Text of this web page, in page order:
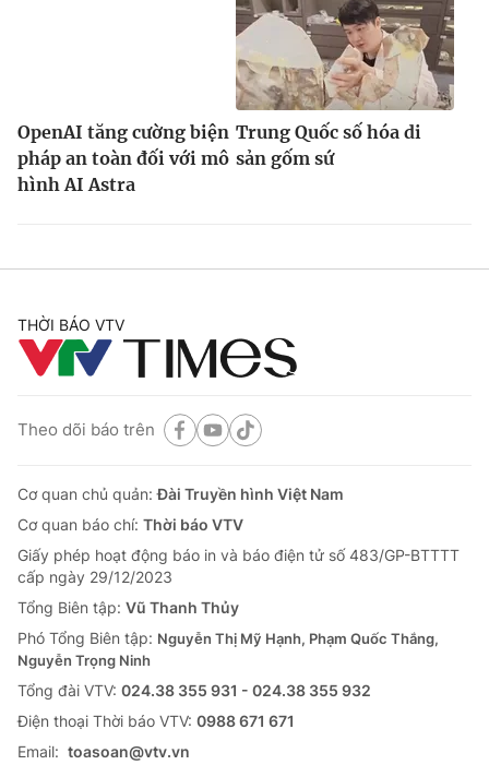
OpenAI tăng cường biện
pháp an toàn đối với mô
hình AI Astra
Trung Quốc số hóa di
sản gốm sứ
THỜI BÁO VTV
Theo dõi báo trên
Cơ quan chủ quản:Đài Truyền hình Việt Nam
Cơ quan báo chí: Thời báo VTV
Giấy phép hoạt động báo in và báo điện tử số 483/GP-BTTTT
cấp ngày 29/12/2023
Tổng Biên tập: Vũ Thanh Thủy
Phó Tổng Biên tập: Nguyễn Thị Mỹ Hạnh, Phạm Quốc Thắng,
Nguyễn Trọng Ninh
Tổng đài VTV: 024.38 355 931 - 024.38 355 932
Ðiện thoại Thời báo VTV: 0988 671 671
Email: toasoan@vtv.vn